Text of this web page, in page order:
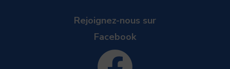
Rejoignez-nous sur
Facebook
F